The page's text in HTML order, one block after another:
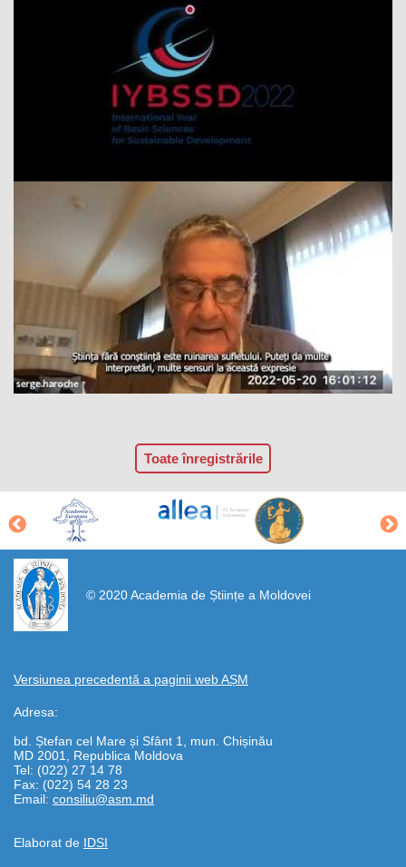
Toate înregistrările
© 2020 Academia de Științe a Moldovei
Versiunea precedentă a paginii web AȘM
Adresa:
bd. Ștefan cel Mare și Sfânt 1, mun. Chișinău
MD 2001, Republica Moldova
Tel: (022) 27 14 78
Fax: (022) 54 28 23
Email: consiliu@asm.md
Elaborat de IDSI
https://propletenie.ru/